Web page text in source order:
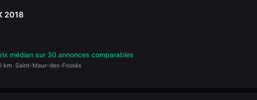
2018
médian sur 30 annonces comparables
km Saint-Maur-des-Fossés